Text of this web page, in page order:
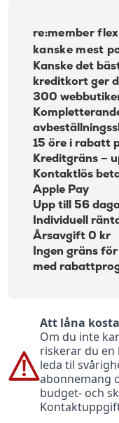
re:member
kanske mest
Kanske det
kreditkort ger
300
15 öre i rabatt
Kreditgräns –
Kontaktlös
Apple Pay
Upp till 56
Individuell
Årsavgift 0 kr
Ingen gräns
med
Att låna
Om du inte
riskerar du en
leda til
abonnemang
budget- och